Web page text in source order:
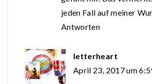
jeden Fall auf meiner
Antworten
letterheart
April 23, 2017 um